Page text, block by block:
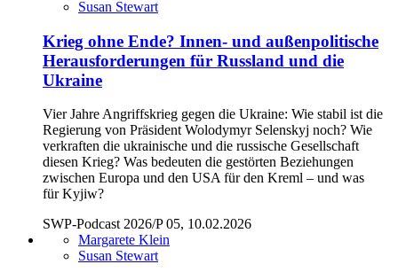
Susan Stewart
Krieg ohne Ende? Innen- und außenpolitische
Herausforderungen für Russland und die
Ukraine
Vier Jahre Angriffskrieg gegen die Ukraine: Wie stabil ist die
Regierung von Präsident Wolodymyr Selenskyj noch? Wie
verkraften die ukrainische und die russische Gesellschaft
diesen Krieg? Was bedeuten die gestörten Beziehungen
zwischen Europa und den USA für den Kreml – und was
für Kyjiw?
SWP-Podcast 2026/P 05, 10.02.2026
Margarete Klein
Susan Stewart